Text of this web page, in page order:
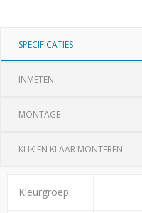
SPECIFICATIES
INMETEN
MONTAGE
KLIK EN KLAAR MONTEREN
Kleurgroep